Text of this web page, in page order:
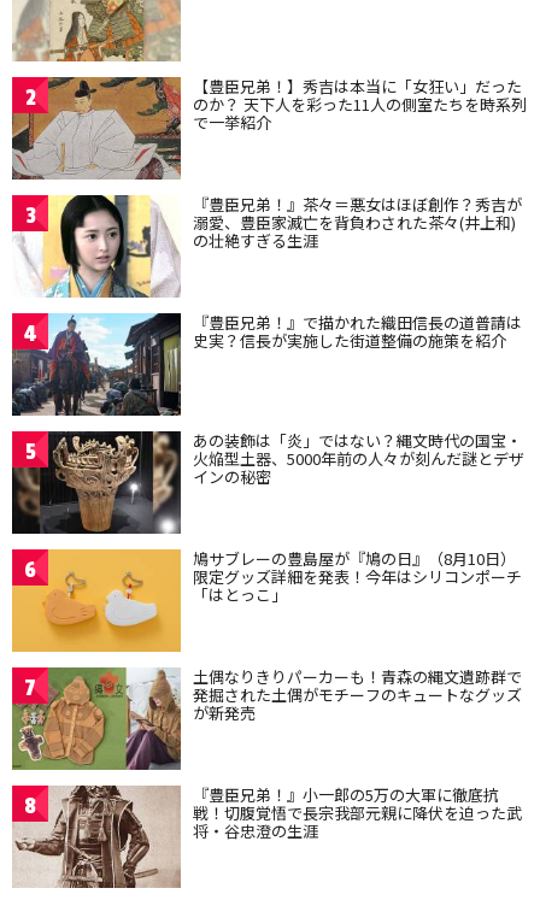
2 【豊臣兄弟！】秀吉は本当に「女狂い」だった
のか？ 天下人を彩った11人の側室たちを時系列
で一挙紹介
3 『豊臣兄弟！』茶々＝悪女はほぼ創作？秀吉が
溺愛、豊臣家滅亡を背負わされた茶々(井上和)
の壮絶すぎる生涯
4 『豊臣兄弟！』で描かれた織田信長の道普請は
史実？信長が実施した街道整備の施策を紹介
5 あの装飾は「炎」ではない？縄文時代の国宝・
火焔型土器、5000年前の人々が刻んだ謎とデザ
インの秘密
6 鳩サブレーの豊島屋が『鳩の日』（8月10日）
限定グッズ詳細を発表！今年はシリコンポーチ
「はとっこ」
7 土偶なりきりパーカーも！青森の縄文遺跡群で
発掘された土偶がモチーフのキュートなグッズ
が新発売
8 『豊臣兄弟！』小一郎の5万の大軍に徹底抗
戦！切腹覚悟で長宗我部元親に降伏を迫った武
将・谷忠澄の生涯